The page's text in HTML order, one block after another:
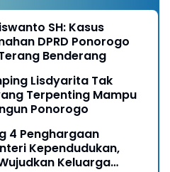
SH: Kasus
DPRD Ponorogo
Benderang
Lisdyarita Tak
Terpenting Mampu
Ponorogo
4 Penghargaan
Kependudukan,
Keluarga